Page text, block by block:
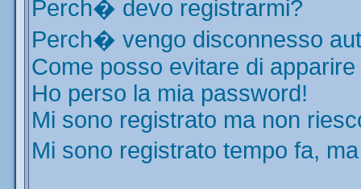
Perch� devo registrarmi?
Perch� vengo disconnesso
Come posso evitare di
Ho perso la mia password!
Mi sono registrato ma non
Mi sono registrato tempo fa,